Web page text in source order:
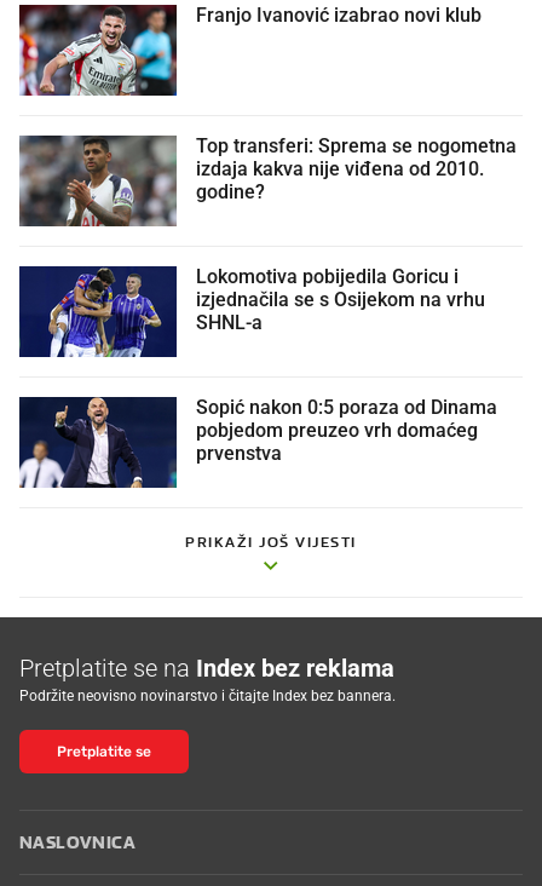
Franjo Ivanović izabrao novi klub
Top transferi: Sprema se nogometna
izdaja kakva nije viđena od 2010.
godine?
Lokomotiva pobijedila Goricu i
izjednačila se s Osijekom na vrhu
SHNL-a
Sopić nakon 0:5 poraza od Dinama
pobjedom preuzeo vrh domaćeg
prvenstva
PRIKAŽI JOŠ VIJESTI
Pretplatite se na Index bez reklama
Podržite neovisno novinarstvo i čitajte Index bez bannera.
Pretplatite se
NASLOVNICA